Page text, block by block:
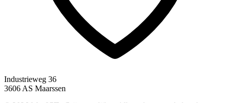
Industrieweg 36
3606 AS Maarssen